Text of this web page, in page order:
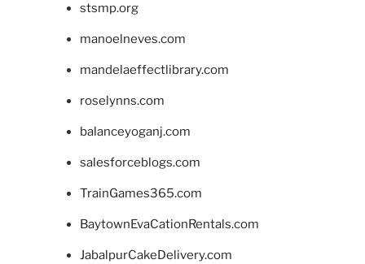
stsmp.org
manoelneves.com
mandelaeffectlibrary.com
roselynns.com
balanceyoganj.com
salesforceblogs.com
TrainGames365.com
BaytownEvaCationRentals.com
JabalpurCakeDelivery.com